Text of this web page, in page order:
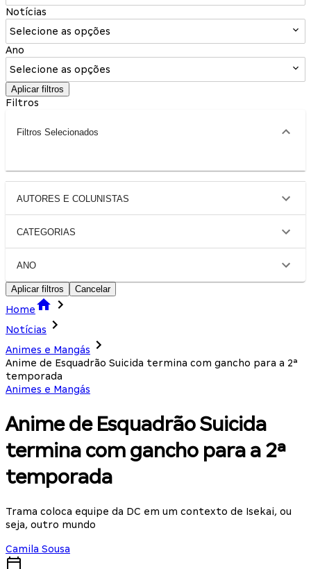
Notícias
Selecione as opções
Ano
Selecione as opções
Aplicar filtros
Filtros
Filtros Selecionados
AUTORES E COLUNISTAS
CATEGORIAS
ANO
Aplicar filtros Cancelar
Home
Notícias
Animes e Mangás
Anime de Esquadrão Suicida termina com gancho para a 2ª
temporada
Animes e Mangás
Anime de Esquadrão Suicida
termina com gancho para a 2ª
temporada
Trama coloca equipe da DC em um contexto de Isekai, ou
seja, outro mundo
Camila Sousa